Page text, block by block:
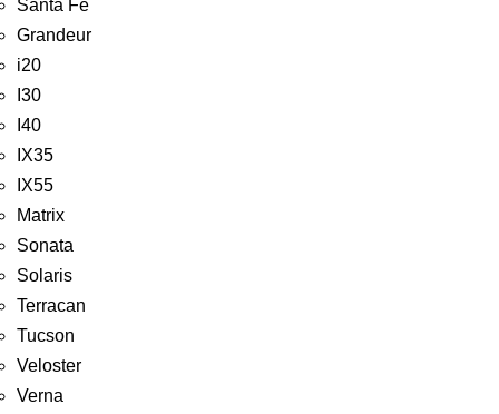
Santa Fe
Grandeur
i20
I30
I40
IX35
IX55
Matrix
Sonata
Solaris
Terracan
Tucson
Veloster
Verna